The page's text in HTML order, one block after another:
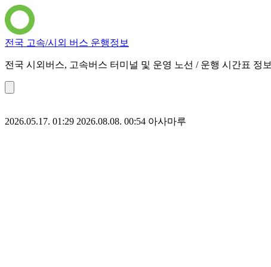
전국 고속/시외 버스 운행정보
전국 시외버스, 고속버스 터미널 및 운영 노선 / 운행 시간표 정보
2026.05.17. 01:29 2026.08.08. 00:54 아사마루